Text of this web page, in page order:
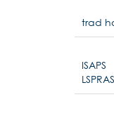
trad
ISAPS
LSPRAS